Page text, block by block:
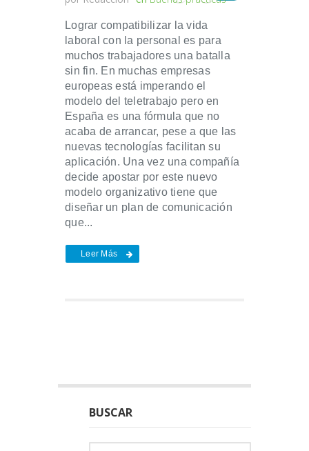
Lograr compatibilizar la vida
laboral con la personal es para
muchos trabajadores una batalla
sin fin. En muchas empresas
europeas está imperando el
modelo del teletrabajo pero en
España es una fórmula que no
acaba de arrancar, pese a que las
nuevas tecnologías facilitan su
aplicación. Una vez una compañía
decide apostar por este nuevo
modelo organizativo tiene que
diseñar un plan de comunicación
que...
Leer Más
BUSCAR